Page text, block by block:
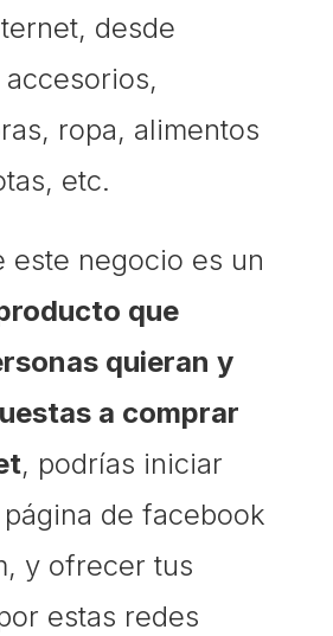
desde
ropa, alimentos
etc.
este negocio es un
que
quieran y
a comprar
, podrías iniciar
de facebook
y ofrecer tus
estas redes